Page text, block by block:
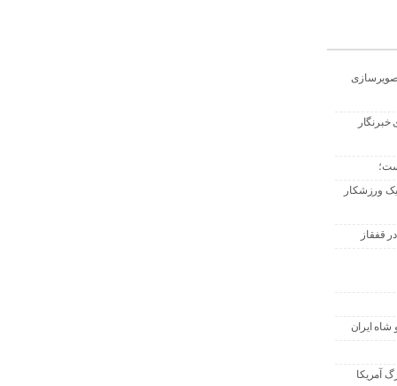
یک ورزشکار
قفقاز
ایران
آمریکا